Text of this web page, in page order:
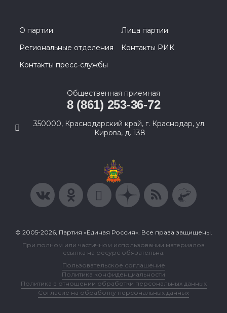
О партии
Лица партии
Региональные отделения
Контакты РИК
Контакты пресс-службы
Общественная приемная
8 (861) 253-36-72
350000, Краснодарский край, г. Краснодар, ул.
Кирова, д. 138
© 2005-2026, Партия «Единая Россия». Все права защищены.
При полном или частичном использовании материалов
ссылка на ресурс обязательна.
Пользовательское соглашение
Политика конфиденциальности
Политика в отношении обработки персональных данных
Согласие на обработку персональных данных